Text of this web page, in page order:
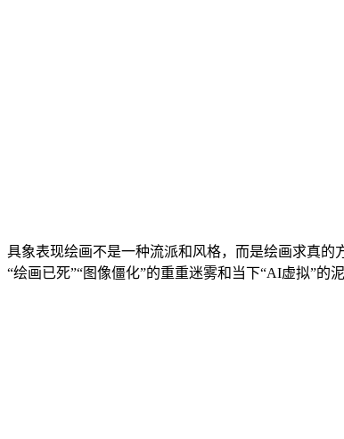
具象表现绘画不是一种流派和风格，而是绘画求真
“绘画已死”“图像僵化”的重重迷雾和当下“AI虚拟”的